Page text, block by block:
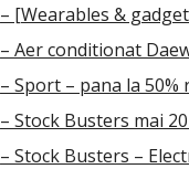
– [Wearables &
– Aer conditionat
– Sport – pana la
– Stock Busters mai
– Stock Busters –